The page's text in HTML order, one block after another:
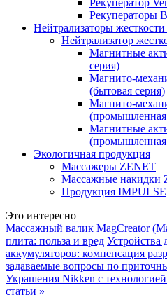
Рекуператор
Рекуператоры
Нейтрализаторы
Нейтрализатор
Магнитные
серия)
Магнито-
(бытовая серия)
Магнито-
(промышленная
Магнитные
(промышленная
Экологичная продукция
Массажеры ZENET
Массажные накидки
Продукция IMPULSE
Это интересно
Массажный валик MagCreator
плита: польза и вред Устройства
аккумуляторов: компенсация
задаваемые вопросы по
Украшения Nikken с
статьи »